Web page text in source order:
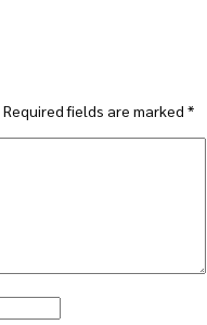
Required fields are marked *